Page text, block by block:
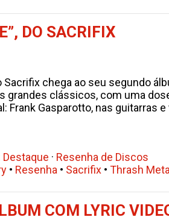
DO SACRIFIX
Sacrifix chega ao seu segundo
grandes clássicos, com uma
Frank Gasparotto, nas guitarras
Destaque · Resenha de Discos
• Resenha • Sacrifix • Thrash Metal
COM LYRIC